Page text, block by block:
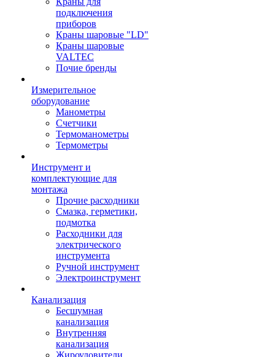
подключения
приборов
Краны шаровые "LD"
Краны шаровые
VALTEC
Почие бренды
Измерительное
оборудование
Манометры
Счетчики
Термоманометры
Термометры
Инструмент и
комплектующие для
монтажа
Прочие расходники
Смазка, герметики,
подмотка
Расходники для
электрического
инструмента
Ручной инструмент
Электроинструмент
Канализация
Бесшумная
канализация
Внутренняя
канализация
Жироуловители